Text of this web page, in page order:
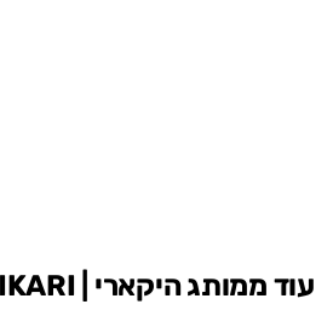
עוד ממותג היקארי | HIKARI